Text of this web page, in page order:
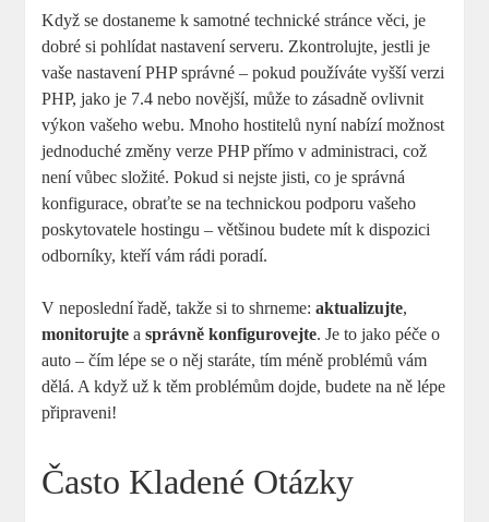
Když se dostaneme k samotné technické stránce věci, je
dobré si pohlídat nastavení serveru. Zkontrolujte, jestli je
vaše nastavení PHP správné – pokud používáte vyšší verzi
PHP, jako je 7.4 nebo novější, může to zásadně ovlivnit
výkon vašeho webu. Mnoho hostitelů nyní nabízí možnost
jednoduché změny verze PHP přímo v administraci, což
není vůbec složité. Pokud si nejste jisti, co je správná
konfigurace, obraťte se na technickou podporu vašeho
poskytovatele hostingu – většinou budete mít k dispozici
odborníky, kteří vám rádi poradí.
V neposlední řadě, takže si to shrneme:aktualizujte,
monitorujte asprávně konfigurovejte. Je to jako péče o
auto – čím lépe se o něj staráte, tím méně problémů vám
dělá. A když už k těm problémům dojde, budete na ně lépe
připraveni!
Často Kladené Otázky